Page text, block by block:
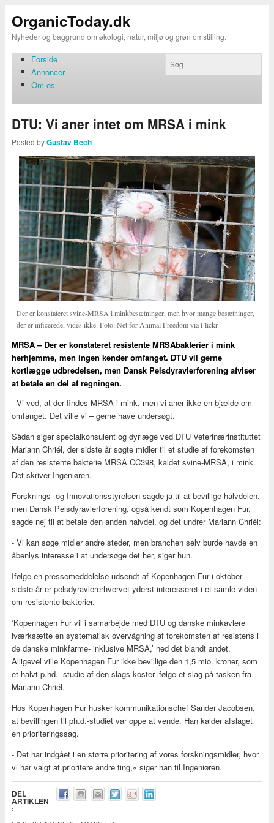
OrganicToday.dk
Nyheder og baggrund om økologi, natur, miljø og grøn omstilling.
Forside
Annoncer
Om os
DTU: Vi aner intet om MRSA i mink
Posted byGustav Bech
Der er konstateret svine-MRSA i minkbesætninger, men hvor mange besætninger,
der er inficerede, vides ikke. Foto: Net for Animal Freedom via Flickr
MRSA – Der er konstateret resistente MRSAbakterier i mink
herhjemme, men ingen kender omfanget. DTU vil gerne
kortlægge udbredelsen, men Dansk Pelsdyravlerforening afviser
at betale en del af regningen.
- Vi ved, at der findes MRSA i mink, men vi aner ikke en bjælde om
omfanget. Det ville vi – gerne have undersøgt.
Sådan siger specialkonsulent og dyrlæge ved DTU Veterinærinstituttet
Mariann Chriél, der sidste år søgte midler til et studie af forekomsten
af den resistente bakterie MRSA CC398, kaldet svine-MRSA, i mink.
Det skriver Ingeniøren.
Forsknings- og Innovationsstyrelsen sagde ja til at bevillige halvdelen,
men Dansk Pelsdyravlerforening, også kendt som Kopenhagen Fur,
sagde nej til at betale den anden halvdel, og det undrer Mariann Chriél:
- Vi kan søge midler andre steder, men branchen selv burde havde en
åbenlys interesse i at undersøge det her, siger hun.
Ifølge en pressemeddelelse udsendt af Kopenhagen Fur i oktober
sidste år er pelsdyravlererhvervet yderst interesseret i et samle viden
om resistente bakterier.
‘Kopenhagen Fur vil i samarbejde med DTU og danske minkavlere
iværksætte en systematisk overvågning af forekomsten af resistens i
de danske minkfarme- inklusive MRSA,’ hed det blandt andet.
Alligevel ville Kopenhagen Fur ikke bevillige den 1,5 mio. kroner, som
et halvt p.hd.- studie af den slags koster ifølge et slag på tasken fra
Mariann Chriél.
Hos Kopenhagen Fur husker kommunikationschef Sander Jacobsen,
at bevillingen til ph.d.-studiet var oppe at vende. Han kalder afslaget
en prioriteringssag.
- Det har indgået i en større prioritering af vores forskningsmidler, hvor
vi har valgt at prioritere andre ting,« siger han til Ingeniøren.
DEL
ARTIKLEN
: